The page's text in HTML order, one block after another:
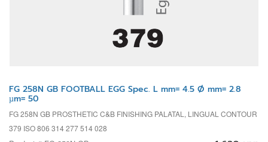
FG 258N GB FOOTBALL EGG Spec. L mm= 4.5 Ø mm= 2.8
µm= 50
FG 258N GB PROSTHETIC C&B FINISHING PALATAL, LINGUAL CONTOUR
379 ISO 806 314 277 514 028